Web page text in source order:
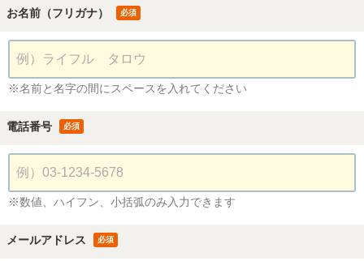
お名前（フリガナ） 必須
※名前と名字の間にスペースを入れてください
電話番号 必須
※数値、ハイフン、小括弧のみ入力できます
メールアドレス 必須